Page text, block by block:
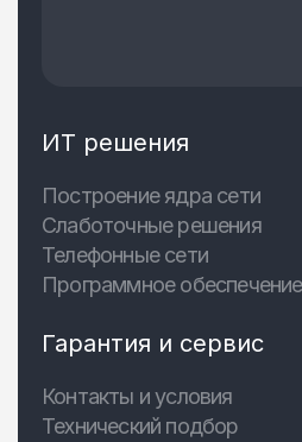
ИТ решения
Построение ядра сети
Слаботочные решения
Телефонные сети
Программное обеспечение
Гарантия и сервис
Контакты и условия
Технический подбор